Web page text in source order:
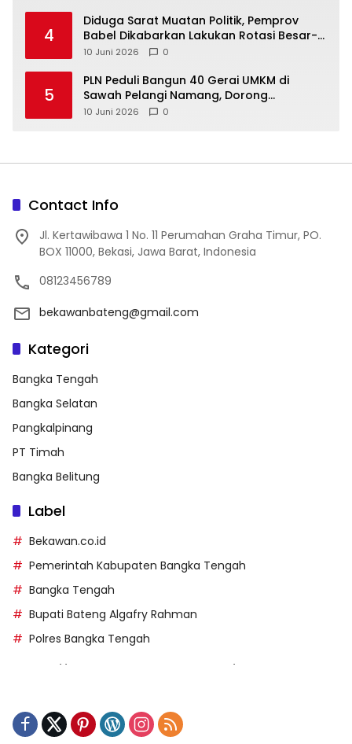
4
‎Diduga Sarat Muatan Politik, Pemprov
Babel Dikabarkan Lakukan Rotasi Besar-
10 Juni 2026 0
5
‎PLN Peduli Bangun 40 Gerai UMKM di
Sawah Pelangi Namang, Dorong
10 Juni 2026 0
Contact Info
Jl. Kertawibawa 1 No. 11 Perumahan Graha Timur, PO.
BOX 11000, Bekasi, Jawa Barat, Indonesia
08123456789
bekawanbateng@gmail.com
Kategori
Bangka Tengah
Bangka Selatan
Pangkalpinang
PT Timah
Bangka Belitung
Label
Bekawan.co.id
Pemerintah Kabupaten Bangka Tengah
Bangka Tengah
Bupati Bateng Algafry Rahman
Polres Bangka Tengah
https://kecsitim.sitarokab.go.id/